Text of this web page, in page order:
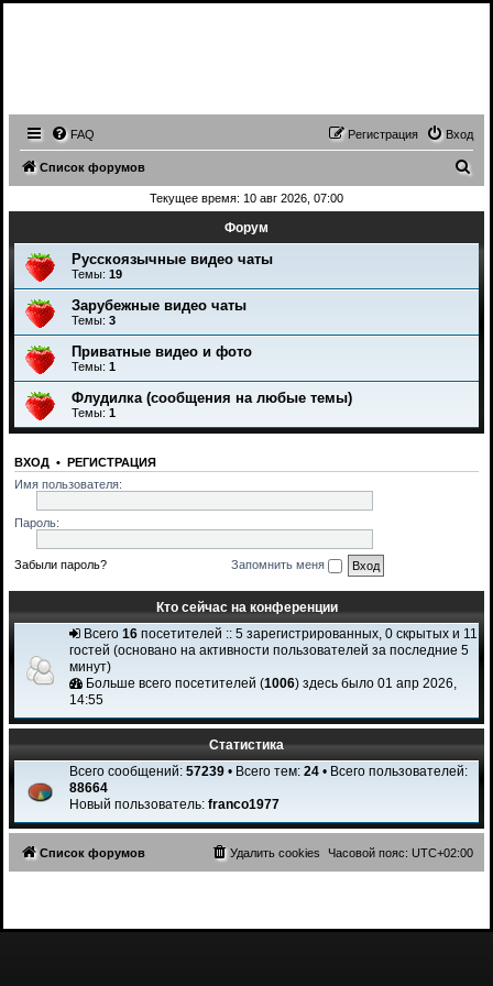
FAQ Вход
Регистрация
Список форумов
с
Текущее время: 10 авг 2026, 07:00
Форум
Русскоязычные видео чаты
Темы: 19
Зарубежные видео чаты
Темы: 3
Приватные видео и фото
Темы: 1
Флудилка (сообщения на любые темы)
Темы: 1
ВХОД • РЕГИСТРАЦИЯ
Имя пользователя:
Пароль:
Забыли пароль? Запомнить меня
Кто сейчас на конференции
Всего 16 посетителей :: 5 зарегистрированных, 0 скрытых и 11
гостей (основано на активности пользователей за последние 5
минут)
Больше всего посетителей (1006) здесь было 01 апр 2026,
14:55
Статистика
Всего сообщений: 57239 • Всего тем: 24 • Всего пользователей:
88664
Новый пользователь: franco1977
Список форумов Часовой пояс: UTC+02:00
Удалить cookies